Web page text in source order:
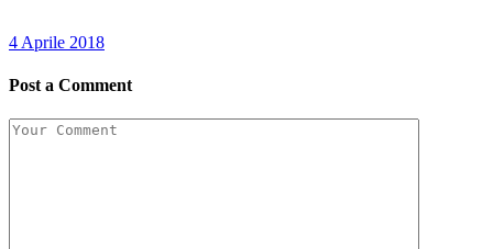
4 Aprile 2018
Post a Comment